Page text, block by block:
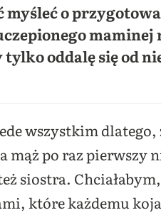
myśleć o
oddalę się od
wszystkim dlatego,
po raz pierwszy
siostra.
które każdemu